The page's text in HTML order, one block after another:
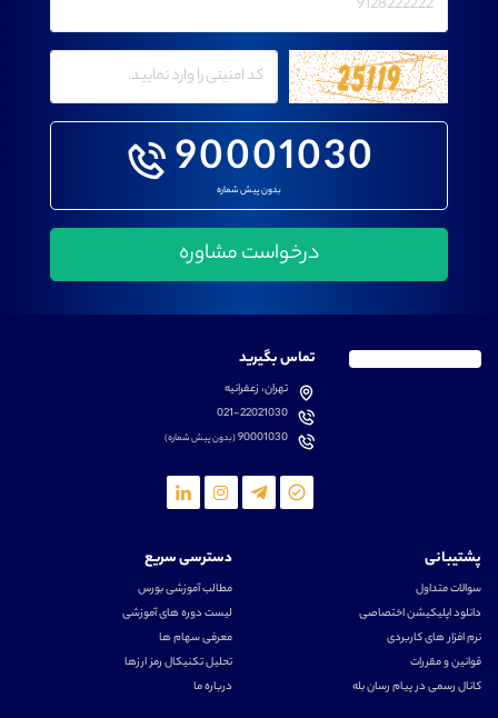
90001030
بدون پیش شماره
تماس بگیرید
تهران، زعفرانیه
021-22021030
90001030(بدون پیش شماره)
پشتیبانی
سوالات متداول
دانلود اپلیکیشن اختصاصی
نرم افزار های کاربردی
قوانین و مقررات
کانال رسمی در پیام رسان بله
دسترسی سریع
مطالب آموزشی بورس
لیست دوره های آموزشی
معرفی سهام ها
تحلیل تکنیکال رمز ارزها
درباره ما